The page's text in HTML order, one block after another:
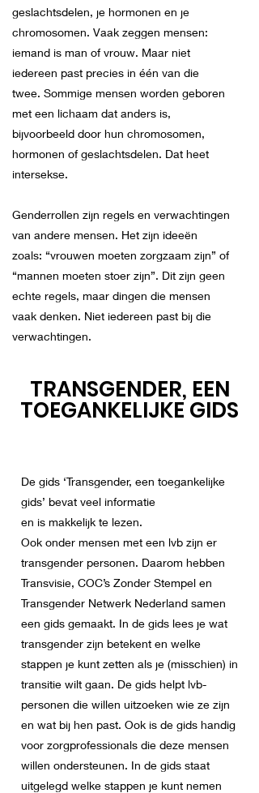
geslachtsdelen, je hormonen en je
chromosomen. Vaak zeggen mensen:
iemand is man of vrouw. Maar niet
iedereen past precies in één van die
twee. Sommige mensen worden geboren
met een lichaam dat anders is,
bijvoorbeeld door hun chromosomen,
hormonen of geslachtsdelen. Dat heet
intersekse.
Genderrollen zijn regels en verwachtingen
van andere mensen. Het zijn ideeën
zoals: “vrouwen moeten zorgzaam zijn” of
“mannen moeten stoer zijn”. Dit zijn geen
echte regels, maar dingen die mensen
vaak denken. Niet iedereen past bij die
verwachtingen.
TRANSGENDER, EEN
TOEGANKELIJKE GIDS
De gids ‘Transgender, een toegankelijke
gids’ bevat veel informatie
en is makkelijk te lezen.
Ook onder mensen met een lvb zijn er
transgender personen. Daarom hebben
Transvisie, COC’s Zonder Stempel en
Transgender Netwerk Nederland samen
een gids gemaakt. In de gids lees je wat
transgender zijn betekent en welke
stappen je kunt zetten als je (misschien) in
transitie wilt gaan. De gids helpt lvb-
personen die willen uitzoeken wie ze zijn
en wat bij hen past. Ook is de gids handig
voor zorgprofessionals die deze mensen
willen ondersteunen. In de gids staat
uitgelegd welke stappen je kunt nemen